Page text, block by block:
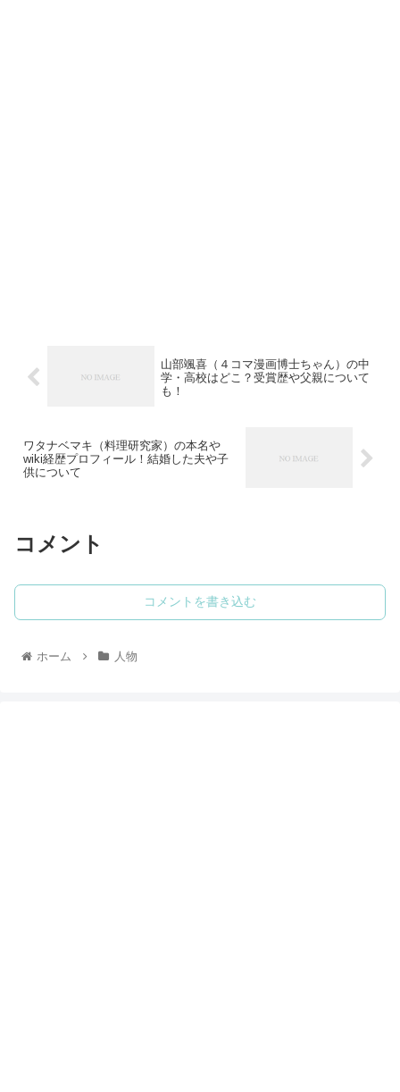
山部颯喜（４コマ漫画博士ちゃん）の中
学・高校はどこ？受賞歴や父親について
も！
ワタナベマキ（料理研究家）の本名や
wiki経歴プロフィール！結婚した夫や子
供について
コメント
コメントを書き込む
ホーム 人物